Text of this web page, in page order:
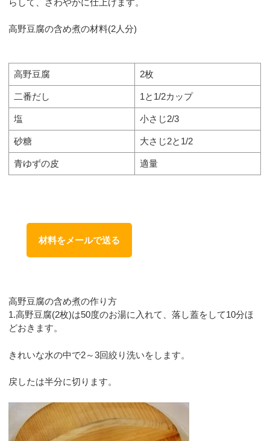
高野豆腐の含め煮の材料(2人分)
高野豆腐 2枚
二番だし 1と1/2カップ
塩 小さじ2/3
砂糖 大さじ2と1/2
青ゆずの皮 適量
材料をメールで送る
高野豆腐の含め煮の作り方
1.高野豆腐(2枚)は50度のお湯に入れて、落し蓋をして10分ほ
どおきます。
きれいな水の中で2～3回絞り洗いをします。
戻したは半分に切ります。